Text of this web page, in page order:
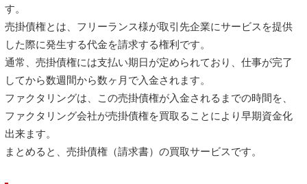
す。
売掛債権とは、フリーランス様が取引先企業にサービスを提供
した際に発生する代金を請求する権利です。
通常、売掛債権には支払い期日が定められており、仕事が完了
してから数週間から数ヶ月で入金されます。
ファクタリングは、この売掛債権が入金されるまでの時間を、
ファクタリング会社が売掛債権を買取ることにより早期資金化
出来ます。
まとめると、売掛債権（請求書）の買取サービスです。